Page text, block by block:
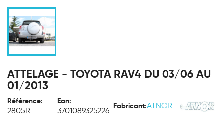
ATTELAGE - TOYOTA RAV4 DU 03/06 AU
01/2013
Référence:
2805R
Ean:
3701089325226
Fabricant:ATNOR